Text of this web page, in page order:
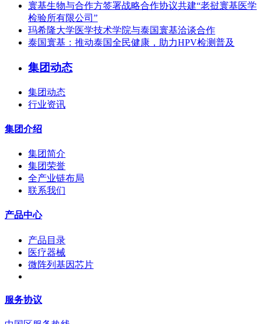
寰基生物与合作方签署战略合作协议共建“老挝寰基医学
检验所有限公司”
玛希隆大学医学技术学院与泰国寰基洽谈合作
泰国寰基：推动泰国全民健康，助力HPV检测普及
集团动态
集团动态
行业资讯
集团介绍
集团简介
集团荣誉
全产业链布局
联系我们
产品中心
产品目录
医疗器械
微阵列基因芯片
服务协议